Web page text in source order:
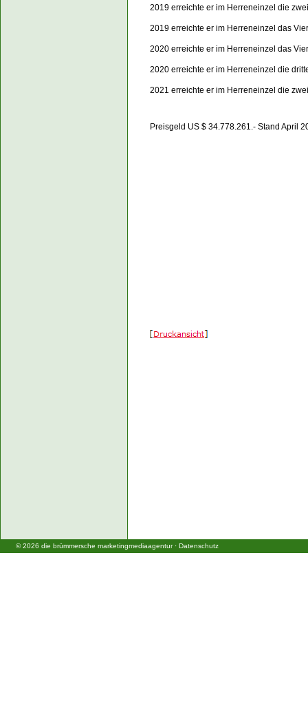
2019 erreichte er im Herreneinzel die
2019 erreichte er im Herreneinzel das
2020 erreichte er im Herreneinzel das
2020 erreichte er im Herreneinzel die
2021 erreichte er im Herreneinzel die
Preisgeld US $ 34.778.261.- Stand April
© 2026 die brümmersche marketingmediaagentur· Datenschutz